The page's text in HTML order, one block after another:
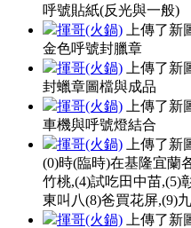
呼號貼紙(反光與一般)
揮哥(火鍋) 上傳了新
金色呼號封臘章
揮哥(火鍋) 上傳了新
封蠟章圖檔與成品
揮哥(火鍋) 上傳了新
車機與呼號燈結合
揮哥(火鍋) 上傳了新
(0)時(臨時)在基隆宜蘭
竹桃,(4)試吃田中苗,(5)
東叫八(8)爸買花屏,(9)
揮哥(火鍋) 上傳了新